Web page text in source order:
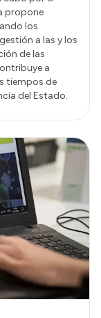
propone
los
a las y los
de las
a
tiempos de
del Estado.